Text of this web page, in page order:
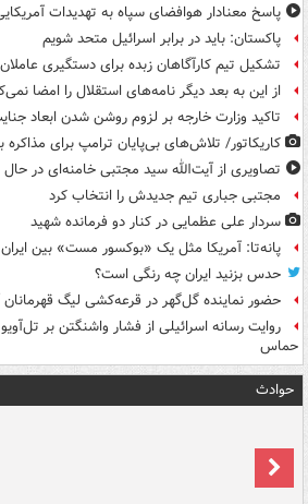
پاسخ معنادار هوافضای سپاه به تهدیدات
پاکستان: باید در برابر اسرائیل متحد شویم
تشکیل تیم کارآگاهان زبده برای دستگیری
از این به بعد دیگر نامه‌های استقلال را امضا
تاکید وزارت خارجه بر لزوم روشن شدن ابعاد
کاریکاتور/ تلاش‌های بی‌پایان ترامپ برای مذاکره
تصاویری از آیت‌الله سید مجتبی خامنه‌ای در
مجتبی جباری تیم جدیدش را انتخاب کرد
سردار علی عظمایی در کنار دو فرمانده شهید
پانه‌تا: آمریکا مثل یک «بوکسور مست» بین
حدس بزنید ایران چه رنگی است؟
حضور نماینده گل‌گهر در قرعه‌کشی لیگ قهرمانان
روایت رسانه اسرائیلی از فشار واشنگتن بر
حماس
حوادث